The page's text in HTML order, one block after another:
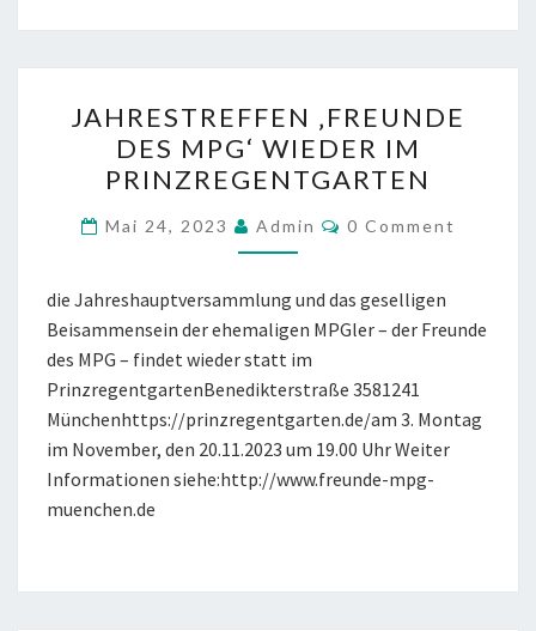
‚FREUNDE
DES
MPG‘
JAHRESTREFFEN ‚FREUNDE
DES MPG‘ WIEDER IM
PRINZREGENTGARTEN
Mai 24, 2023 Admin COMMENTS
0 Comment
die Jahreshauptversammlung und das geselligen
Beisammensein der ehemaligen MPGler – der Freunde
des MPG – findet wieder statt im
PrinzregentgartenBenedikterstraße 3581241
Münchenhttps://prinzregentgarten.de/am 3. Montag
im November, den 20.11.2023 um 19.00 Uhr Weiter
Informationen siehe:http://www.freunde-mpg-
muenchen.de